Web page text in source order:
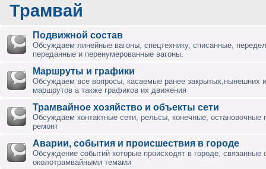
Трамвай
Подвижной состав
Обсуждаем линейные вагоны, спецтехнику, списанные,
переданные и перенумерованные вагоны.
Маршруты и графики
Обсуждаем все вопросы, касаемые ранее закрытых,нынешних
маршрутов а также графиков их движения
Трамвайное хозяйство и объекты сети
Обсуждаем контактные сети, рельсы, конечные, остановочные
ремонт
Аварии, события и происшествия в городе
Обсуждение событий которые происходят в городе, связанные
околотрамвайными темами